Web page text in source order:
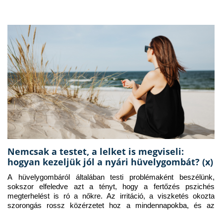
Nemcsak a testet, a lelket is megviseli:
hogyan kezeljük jól a nyári hüvelygombát? (x)
A hüvelygombáról általában testi problémaként beszélünk,
sokszor elfeledve azt a tényt, hogy a fertőzés pszichés
megterhelést is ró a nőkre. Az irritáció, a viszketés okozta
szorongás rossz közérzetet hoz a mindennapokba, és az